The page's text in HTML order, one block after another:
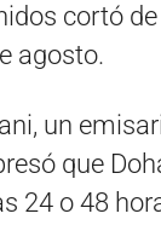
cortó
agosto.
un
que
24 o 48